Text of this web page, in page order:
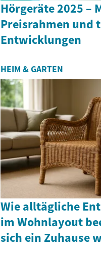
Hörgeräte 2025 –
Preisrahmen und
Entwicklungen
HEIM & GARTEN
Wie alltägliche
im Wohnlayout
sich ein Zuhause